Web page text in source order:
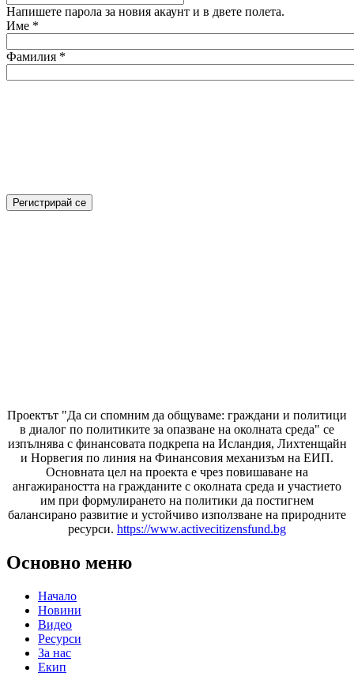
Напишете парола за новия акаунт и в двете полета.
Име *
Фамилия *
Проектът "Да си спомним да общуваме: граждани и политици
в диалог по политиките за опазване на околната среда" се
изпълнява с финансовата подкрепа на Исландия, Лихтенщайн
и Норвегия по линия на Финансовия механизъм на ЕИП.
Основната цел на проекта е чрез повишаване на
ангажираността на гражданите с околната среда и участието
им при формулирането на политики да постигнем
балансирано развитие и устойчиво използване на природните
ресурси. https://www.activecitizensfund.bg
Основно меню
Начало
Новини
Видео
Ресурси
За нас
Екип